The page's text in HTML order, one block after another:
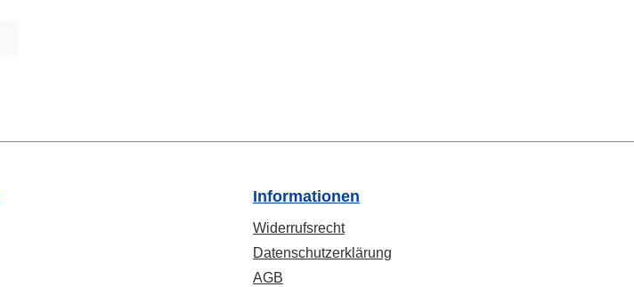
Informationen
Widerrufsrecht
Datenschutzerklärung
AGB